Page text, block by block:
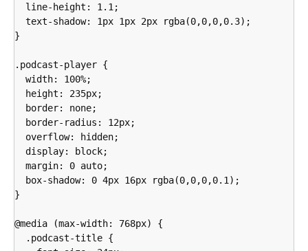
  line-height: 1.1;
  text-shadow: 1px 1px 2px rgba(0,0,0,0.3);
}
.podcast-player {
  width: 100%;
  height: 235px;
  border: none;
  border-radius: 12px;
  overflow: hidden;
  display: block;
  margin: 0 auto;
  box-shadow: 0 4px 16px rgba(0,0,0,0.1);
}
@media (max-width: 768px) {
  .podcast-title {